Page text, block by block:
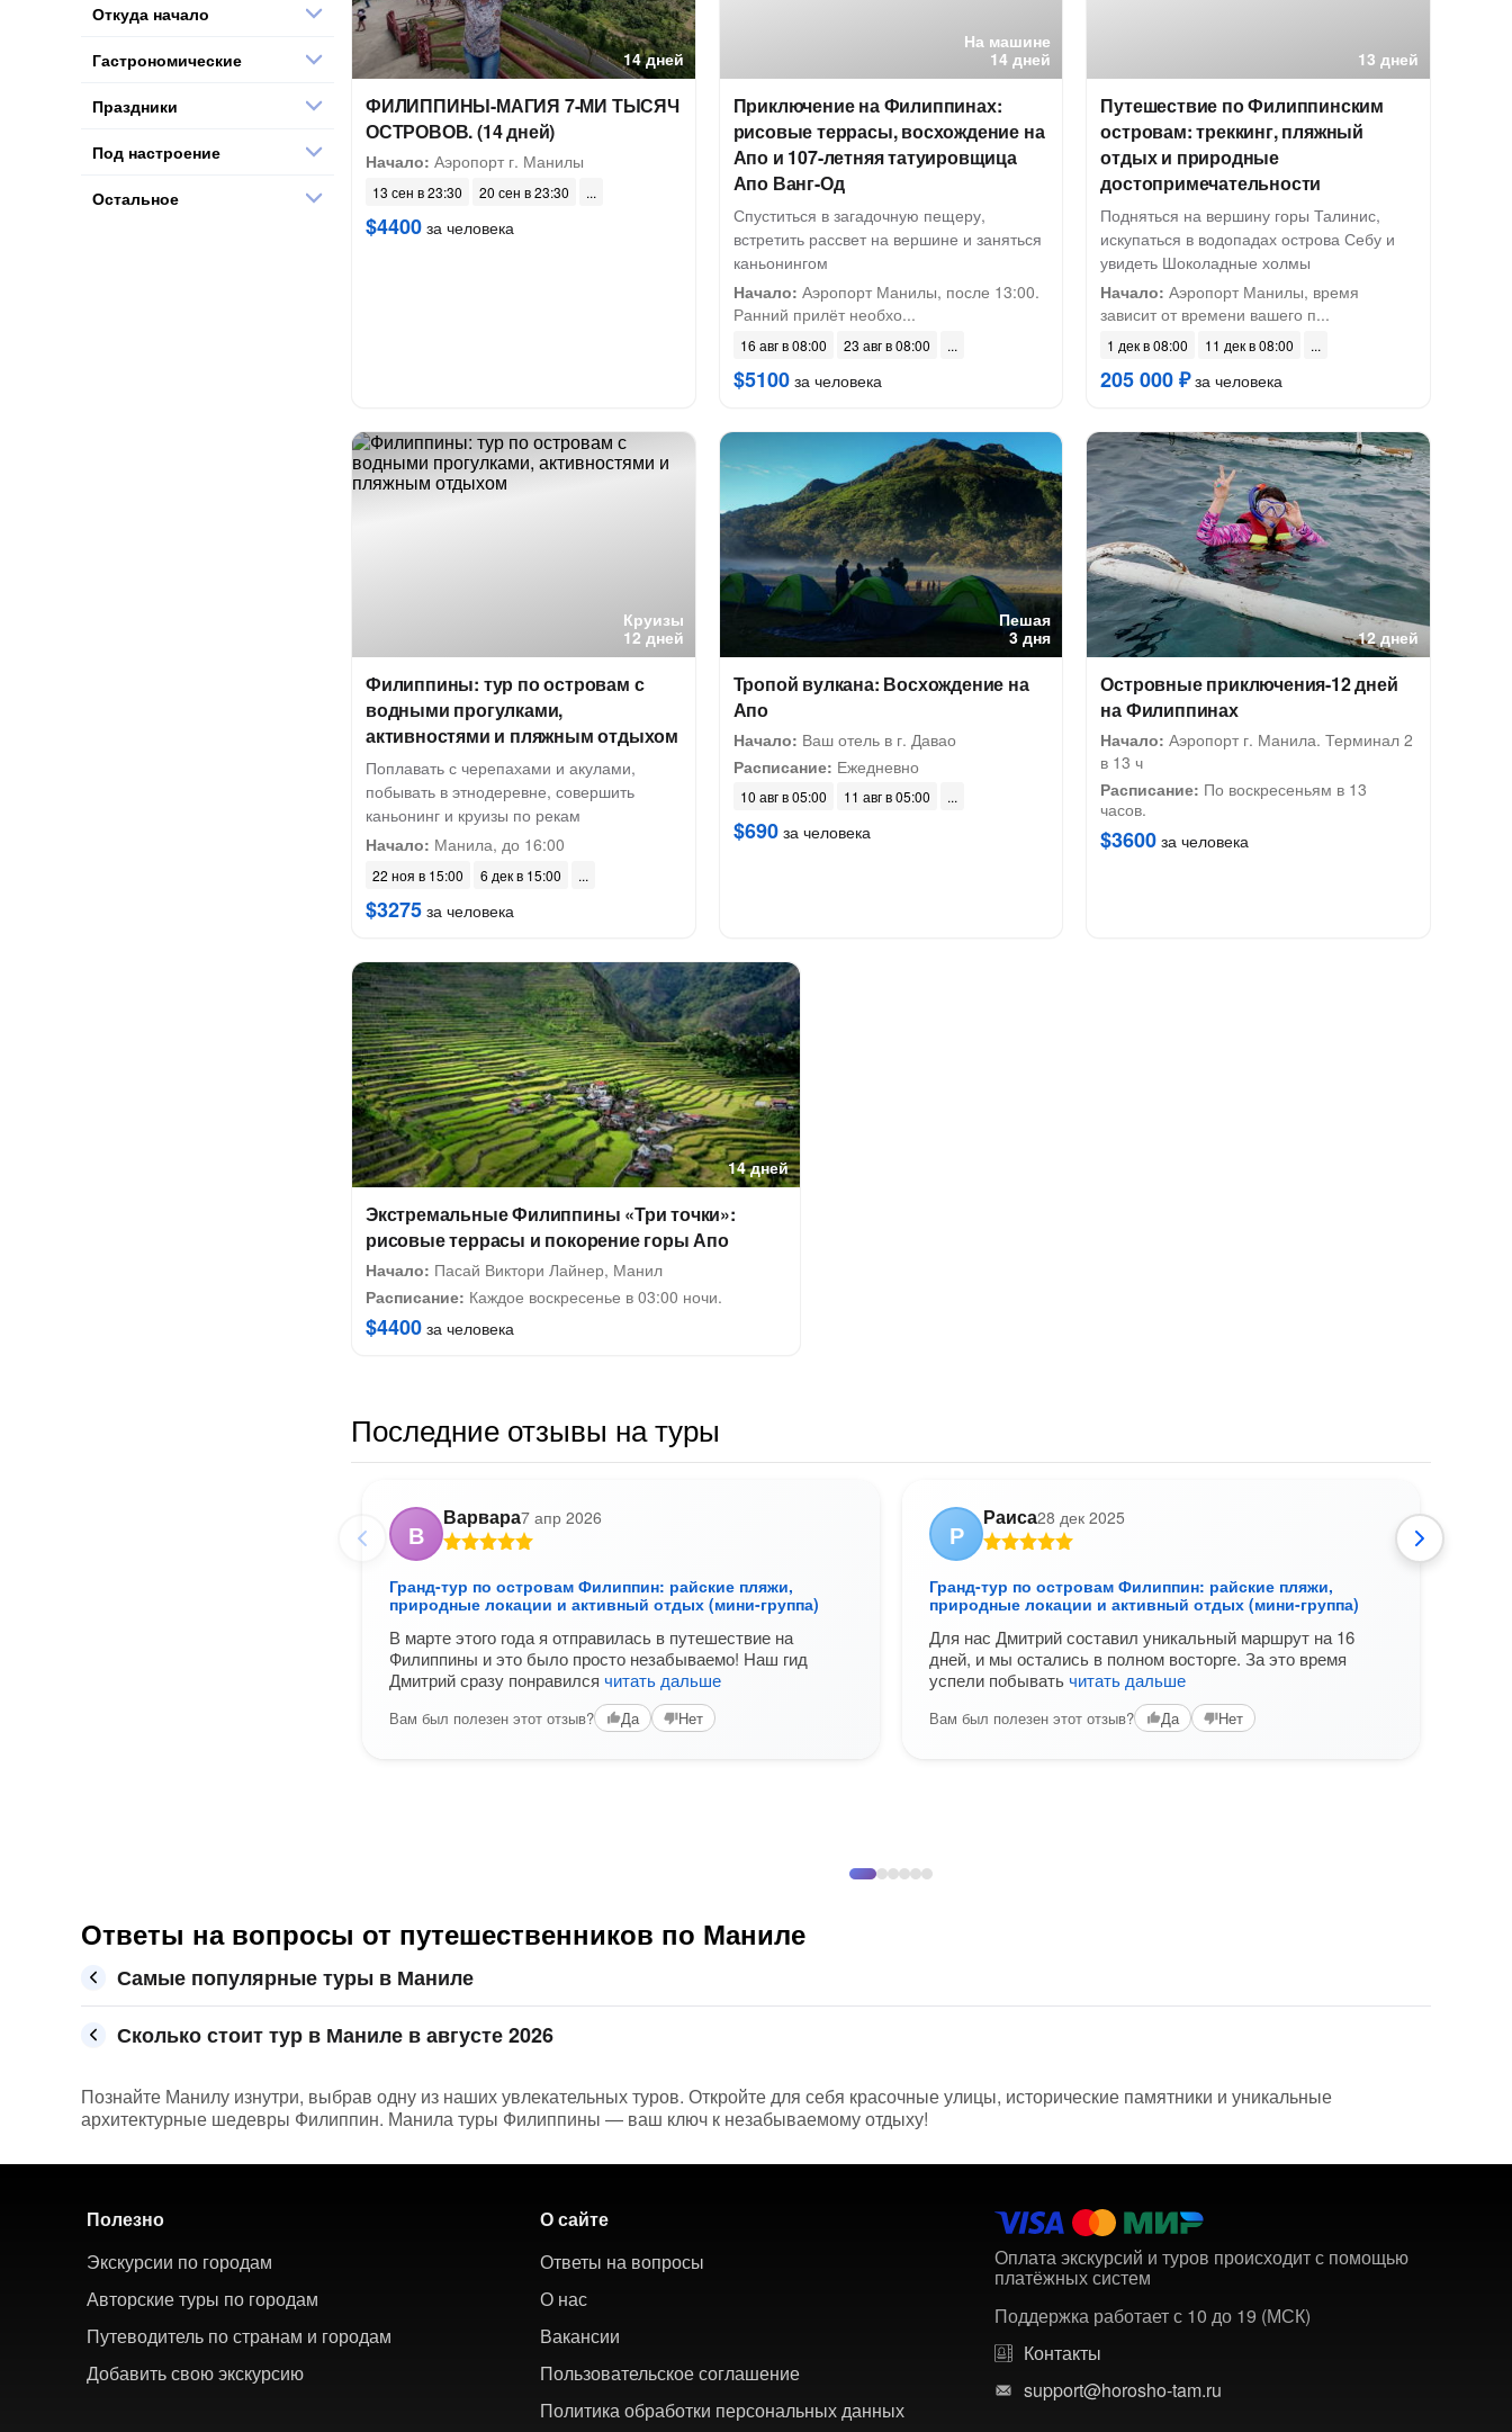
14 дней
ФИЛИППИНЫ-МАГИЯ 7-МИ ТЫСЯЧ
ОСТРОВОВ. (14 дней)
Начало: Аэропорт г. Манилы
13 сен в 23:30 20 сен в 23:30
$4400 за человека
На машине
14 дней
Приключение на Филиппинах:
рисовые террасы, восхождение на
Апо и 107-летняя татуировщица
Апо Ванг-Од
Спуститься в загадочную пещеру,
встретить рассвет на вершине и заняться
каньонингом
Начало: Аэропорт Манилы, после 13:00.
Ранний прилёт необхо...
16 авг в 08:00 23 авг в 08:00
$5100за человека
13 дней
Путешествие по Филиппинским
островам: треккинг, пляжный
отдых и природные
достопримечательности
Подняться на вершину горы Талинис,
искупаться в водопадах острова Себу и
увидеть Шоколадные холмы
Начало: Аэропорт Манилы, время
зависит от времени вашего п...
1 дек в 08:00 11 дек в 08:00
205 000 ₽за человека
Круизы
12 дней
Филиппины: тур по островам с
водными прогулками,
активностями и пляжным отдыхом
Поплавать с черепахами и акулами,
побывать в этнодеревне, совершить
каньонинг и круизы по рекам
Начало: Манила, до 16:00
22 ноя в 15:00 6 дек в 15:00
$3275 за человека
Пешая
3 дня
Тропой вулкана: Восхождение на
Апо
Начало: Ваш отель в г. Давао
Расписание: Ежедневно
10 авг в 05:00 11 авг в 05:00
$690за человека
12 дней
Островные приключения-12 дней
на Филиппинах
Начало: Аэропорт г. Манила. Терминал 2
в 13 ч
Расписание: По воскресеньям в 13
часов.
$3600 за человека
14 дней
Экстремальные Филиппины «Три точки»:
рисовые террасы и покорение горы Апо
Начало: Пасай Виктори Лайнер, Манил
Расписание: Каждое воскресенье в 03:00 ночи.
$4400 за человека
Последние отзывы на туры
В
Варвара7 апр 2026
Гранд-тур по островам Филиппин: райские пляжи,
природные локации и активный отдых (мини-группа)
В марте этого года я отправилась в путешествие на
Филиппины и это было просто незабываемо! Наш гид
Дмитрий сразу понравился читать дальше
Вам был полезен этот отзыв? Да Нет
Р
Раиса28 дек 2025
Гранд-тур по островам Филиппин: райские пляжи,
природные локации и активный отдых (мини-группа)
Для нас Дмитрий составил уникальный маршрут на 16
дней, и мы остались в полном восторге. За это время
успели побыватьчитать дальше
Вам был полезен этот отзыв? Да Нет
Откуда начало
Гастрономические
Праздники
Под настроение
Остальное
Ответы на вопросы от путешественников по Маниле
Самые популярные туры в Маниле
Сколько стоит тур в Маниле в августе 2026
Познайте Манилу изнутри, выбрав одну из наших увлекательных туров. Откройте для себя красочные улицы, исторические памятники и уникальные
архитектурные шедевры Филиппин. Манила туры Филиппины — ваш ключ к незабываемому отдыху!
Полезно
Экскурсии по городам
Авторские туры по городам
Путеводитель по странам и городам
Добавить свою экскурсию
О сайте
Ответы на вопросы
О нас
Вакансии
Пользовательское соглашение
Политика обработки персональных данных
Оплата экскурсий и туров происходит с помощью
платёжных систем
Поддержка работает с 10 до 19 (МСК)
Контакты
support@horosho-tam.ru